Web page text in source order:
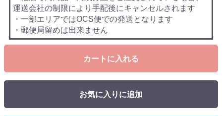
運送会社の制限により手配後にキャンセルされます
・一部エリアではOCS便での発送となります
・郵便局留めは出来ません
カートに入れる
お気に入りに追加